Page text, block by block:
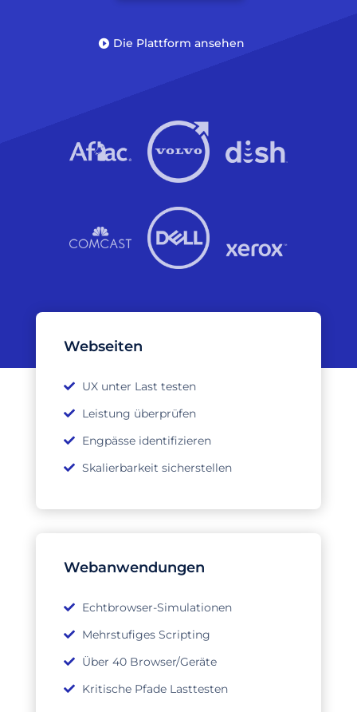
Die Plattform ansehen
Webseiten
UX unter Last testen
Leistung überprüfen
Engpässe identifizieren
Skalierbarkeit sicherstellen
Webanwendungen
Echtbrowser-Simulationen
Mehrstufiges Scripting
Über 40 Browser/Geräte
Kritische Pfade Lasttesten